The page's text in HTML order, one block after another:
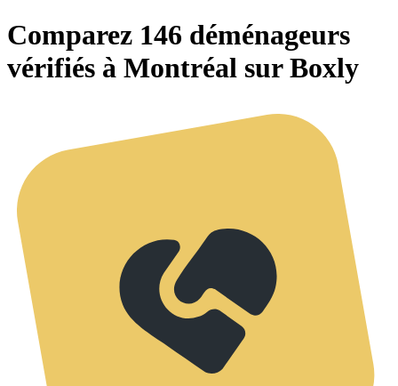
Comparez 146 déménageurs
vérifiés à Montréal sur Boxly